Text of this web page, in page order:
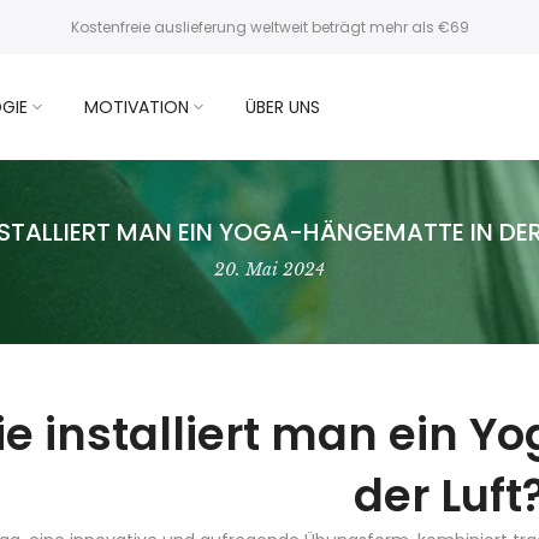
Kostenfreie auslieferung weltweit beträgt mehr als €69
MOTIVATION ÜBER UNS
MAN EIN YOGA-HÄNGEMATTE IN
20. Mai 2024
installiert man ein
der